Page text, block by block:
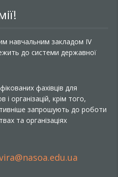
навчальним закладом IV
до системи державної
фахівців для
організацій, крім того,
запрошують до роботи
та організаціях